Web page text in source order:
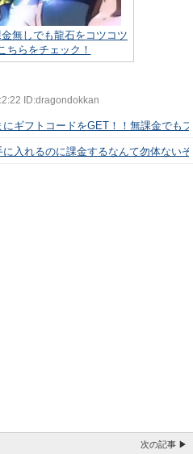
金無しでも龍石をコツコツ
ちらをチェック！
ID:dragondokkan
にギフトコードをGET！！無課金でも
に入れるのに課金するなんて勿体ない
次の記事 ▶